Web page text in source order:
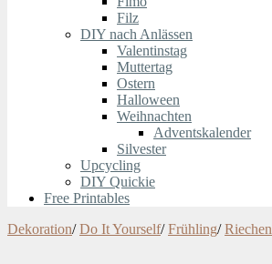
Filz
DIY nach Anlässen
Valentinstag
Muttertag
Ostern
Halloween
Weihnachten
Adventskalender
Silvester
Upcycling
DIY Quickie
Free Printables
Dekoration/ Do It Yourself/ Frühling/ Riechen